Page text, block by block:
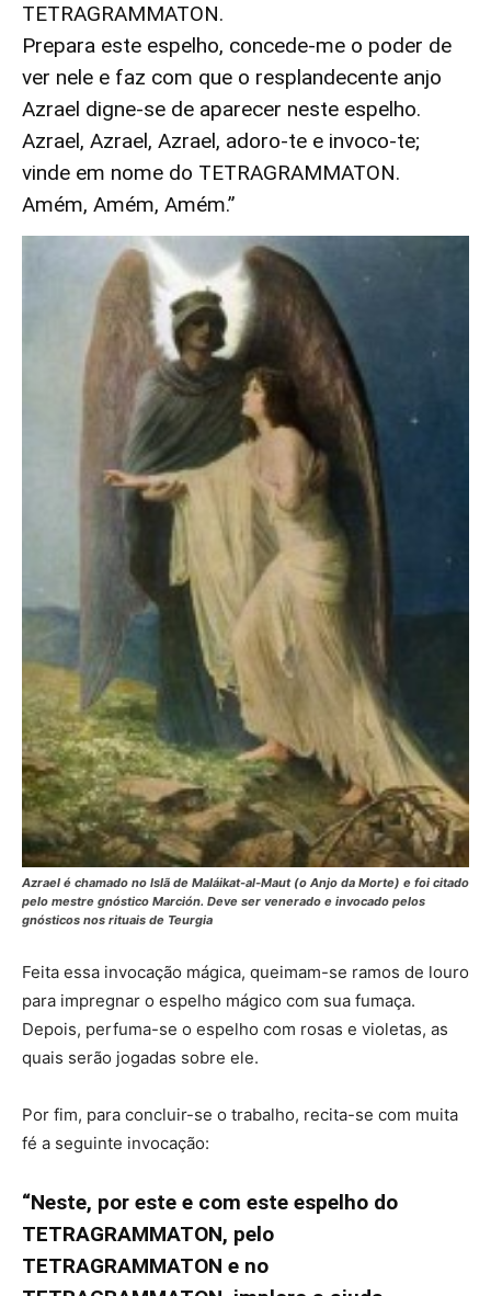
TETRAGRAMMATON.
Prepara este espelho, concede-me o poder de
ver nele e faz com que o resplandecente anjo
Azrael digne-se de aparecer neste espelho.
Azrael, Azrael, Azrael, adoro-te e invoco-te;
vinde em nome do TETRAGRAMMATON.
Amém, Amém, Amém.”
Azrael é chamado no Islã de Maláikat-al-Maut (o Anjo da Morte) e foi citado
pelo mestre gnóstico Marción. Deve ser venerado e invocado pelos
gnósticos nos rituais de Teurgia
Feita essa invocação mágica, queimam-se ramos de louro
para impregnar o espelho mágico com sua fumaça.
Depois, perfuma-se o espelho com rosas e violetas, as
quais serão jogadas sobre ele.
Por fim, para concluir-se o trabalho, recita-se com muita
fé a seguinte invocação:
“Neste, por este e com este espelho do
TETRAGRAMMATON, pelo
TETRAGRAMMATON e no